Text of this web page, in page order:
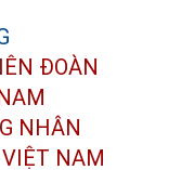
ĐOÀN
NHÂN
VIỆT NAM